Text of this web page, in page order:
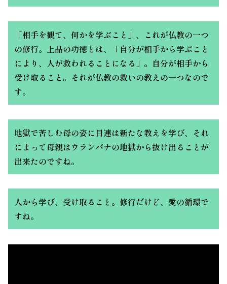
「相手を観て、何かを学ぶこと」、これが仏教の一つ
の修行。上品の功徳とは、「自分が相手から学ぶこと
により、人が救われることになる」。自分が相手から
受け取ること。それが仏教の救いの教えの一つなので
す。
地獄で苦しむ母の姿に目連は新たな教えを学び、それ
によって母親はウランバナの地獄から抜け出ることが
出来たのですね。
人から学び、受け取ること。修行だけど、愛の循環で
すね。